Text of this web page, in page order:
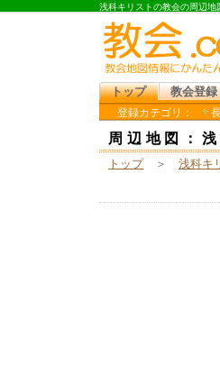
浅科キリストの教会の周辺地
トップ 教会登録
登録カテゴリ：
周辺地図：
トップ ＞ 浅科キ